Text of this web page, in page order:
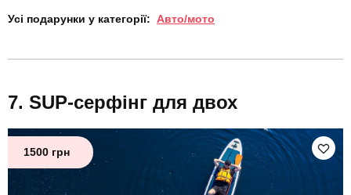
Усі подарунки у категорії: Авто/мото
SUP-серфінг для двох
1500 грн